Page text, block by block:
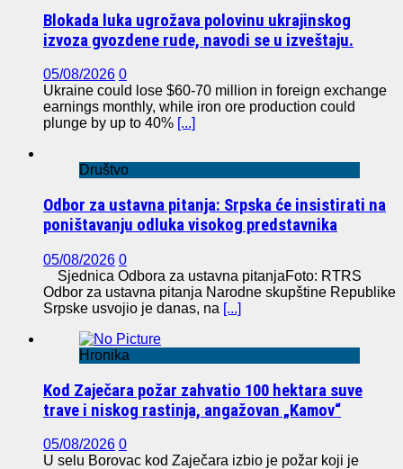
Blokada luka ugrožava polovinu ukrajinskog
izvoza gvozdene rude, navodi se u izveštaju.
05/08/2026 0
Ukraine could lose $60-70 million in foreign exchange
earnings monthly, while iron ore production could
plunge by up to 40% [...]
Društvo
Odbor za ustavna pitanja: Srpska će insistirati na
poništavanju odluka visokog predstavnika
05/08/2026 0
Sjednica Odbora za ustavna pitanjaFoto: RTRS
Odbor za ustavna pitanja Narodne skupštine Republike
Srpske usvojio je danas, na [...]
Hronika
Kod Zaječara požar zahvatio 100 hektara suve
trave i niskog rastinja, angažovan „Kamov“
05/08/2026 0
U selu Borovac kod Zaječara izbio je požar koji je